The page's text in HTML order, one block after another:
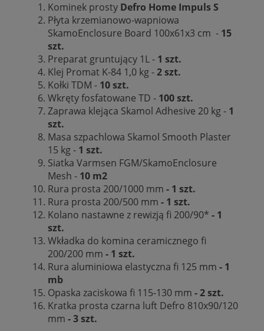
Kominek prosty Defro Home Impuls S
Płyta krzemianowo-wapniowa
SkamoEnclosure Board 100x61x3 cm - 15
szt.
Preparat gruntujący 1L - 1 szt.
Klej Promat K-84 1,0 kg -2 szt.
Kołki TDM - 10 szt.
Wkręty fosfatowane TD - 100 szt.
Zaprawa klejąca Skamol Adhesive 20 kg - 1
szt.
Masa szpachlowa Skamol Smooth Plaster
15 kg - 1 szt.
Siatka Varmsen FGM/SkamoEnclosure
Mesh - 10 m2
Rura prosta 200/1000 mm - 1 szt.
Rura prosta 200/500 mm - 1 szt.
Kolano nastawne z rewizją fi 200/90* - 1
szt.
Wkładka do komina ceramicznego fi
200/200 mm - 1 szt.
Rura aluminiowa elastyczna fi 125 mm - 1
mb
Opaska zaciskowa fi 115-130 mm - 2 szt.
Kratka prosta czarna luft Defro 810x90/120
mm - 3 szt.